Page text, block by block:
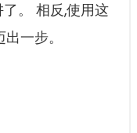
。 相反,使用这
一步。